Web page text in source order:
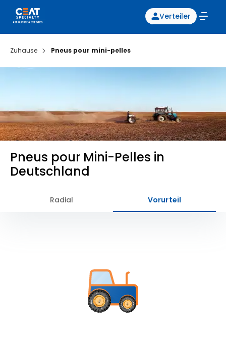
Verteiler
Zuhause Pneus pour mini-pelles
Pneus pour Mini-Pelles in
Deutschland
Radial Vorurteil